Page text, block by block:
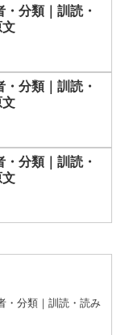
分類｜訓読・
文
分類｜訓読・
文
分類｜訓読・
文
・分類｜訓読・読み